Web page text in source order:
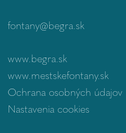
fontany@begra.sk
www.begra.sk
www.mestskefontany.sk
Ochrana osobných údajov
Nastavenia cookies